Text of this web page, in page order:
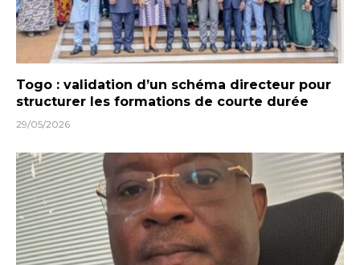
Togo : validation d’un schéma directeur pour
structurer les formations de courte durée
29/05/2026